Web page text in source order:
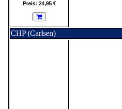
Preis: 24,95 €
CHP (Carlsen)